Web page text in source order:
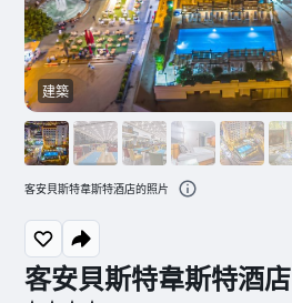
客安貝斯特韋斯特酒店
建築
客安貝斯特韋斯特酒店的照片